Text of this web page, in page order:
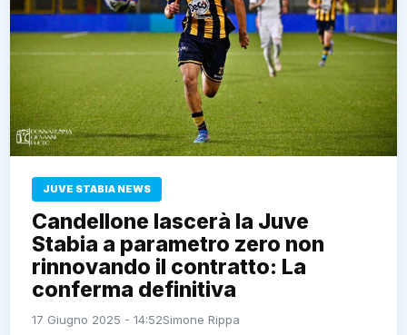
JUVE STABIA NEWS
Candellone lascerà la Juve
Stabia a parametro zero non
rinnovando il contratto: La
conferma definitiva
17 Giugno 2025 - 14:52Simone Rippa